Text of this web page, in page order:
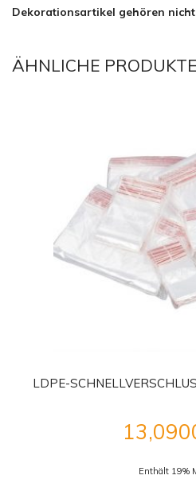
Dekorationsartikel gehören
ÄHNLICHE PRODUKTE
LDPE-
Enthält 19%